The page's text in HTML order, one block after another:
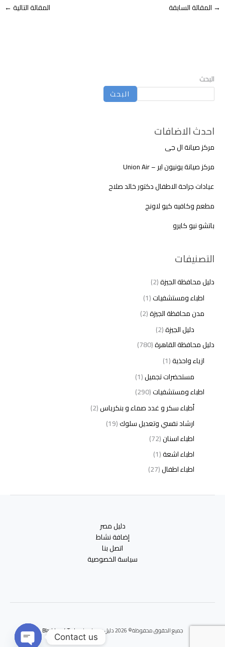
→ المقالة السابقة المقالة التالية←
البحث
البحث
احدث الاضافات
مركز صيانة ال جى
مركز صيانة يونيون اير – Union Air
عيادات جراحة الاطفال دكتور خالد صلاح
مطعم وكافيه كيو لاونج
باتشو نيو كايرو
التصنيفات
دليل محافظة الجيزة(2)
اطباء ومستشفيات(1)
مدن محافظة الجيزة(2)
دليل الجيزة(2)
دليل محافظة القاهرة(780)
ازياء واحذية(1)
مستحضرات تجميل(1)
اطباء ومستشفيات(290)
أطباء سكر و غدد صماء و بنكرياس(2)
ارشاد نفسي وتعديل سلوك(19)
اطباء اسنان(72)
اطباء اشعة(1)
اطباء اطفال(27)
اطباء امراض الذكورة(1)
اطباء انف واذن وحنجرة(4)
اطباء اورام وعلاج كيميائى
اطباء اوعية دموية (1)
دليل مصر
إضافة نشاط
اتصل بنا
سياسة الخصوصية
جميع الحقوق محفوظة© 2026 دليل مصر | برعايه Blackbox 4 Tech
Contact us